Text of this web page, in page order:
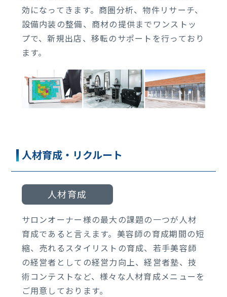
効になってきます。商圏分析、物件リサーチ、
設備内装の整備、商材の提供までワンストッ
プで、新規出店、移転のサポートを行っており
ます。
人材育成・リクルート
人材育成
サロンオーナー様の最大の課題の一つが人材
育成であると言えます。美容師の育成期間の短
縮、売れるスタイリストの育成、若手美容師
の経営者としての経営力向上、経営者塾、技
術コンテストなど、様々な人材育成メニューを
ご用意しております。